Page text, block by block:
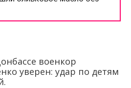
военкор
уверен: удар по детям